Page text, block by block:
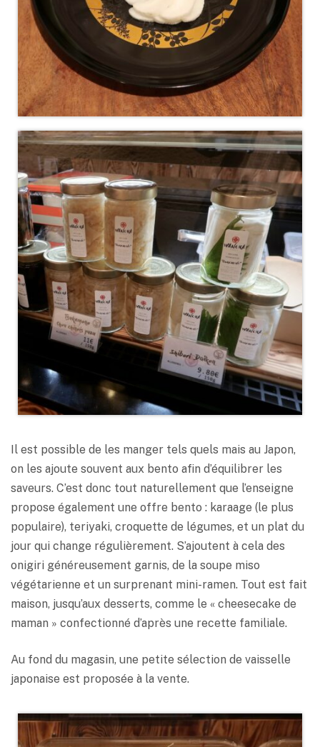
Il est possible de les manger tels quels mais au Japon,
on les ajoute souvent aux bento afin d’équilibrer les
saveurs. C’est donc tout naturellement que l’enseigne
propose également une offre bento : karaage (le plus
populaire), teriyaki, croquette de légumes, et un plat du
jour qui change régulièrement. S’ajoutent à cela des
onigiri généreusement garnis, de la soupe miso
végétarienne et un surprenant mini-ramen. Tout est fait
maison, jusqu’aux desserts, comme le « cheesecake de
maman » confectionné d’après une recette familiale.
Au fond du magasin, une petite sélection de vaisselle
japonaise est proposée à la vente.